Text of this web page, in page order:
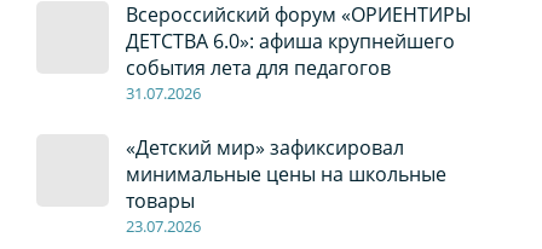
Всероссийский форум «ОРИЕНТИРЫ
ДЕТСТВА 6.0»: афиша крупнейшего
события лета для педагогов
31.07.2026
«Детский мир» зафиксировал
минимальные цены на школьные
товары
23.07.2026